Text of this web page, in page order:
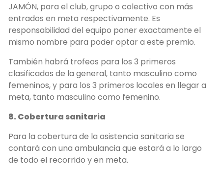
JAMÓN, para el club, grupo o colectivo con más
entrados en meta respectivamente. Es
responsabilidad del equipo poner exactamente el
mismo nombre para poder optar a este premio.
También habrá trofeos para los 3 primeros
clasificados de la general, tanto masculino como
femeninos, y para los 3 primeros locales en llegar a
meta, tanto masculino como femenino.
8. Cobertura sanitaria
Para la cobertura de la asistencia sanitaria se
contará con una ambulancia que estará a lo largo
de todo el recorrido y en meta.